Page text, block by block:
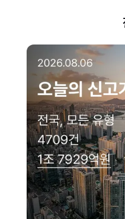
네이버
현재 네이버 지도 연결이 원활
이용에 불편